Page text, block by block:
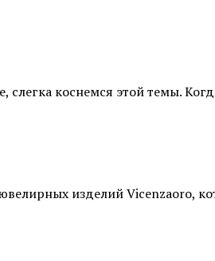
коснемся этой темы.
изделий Vicenzaoro,